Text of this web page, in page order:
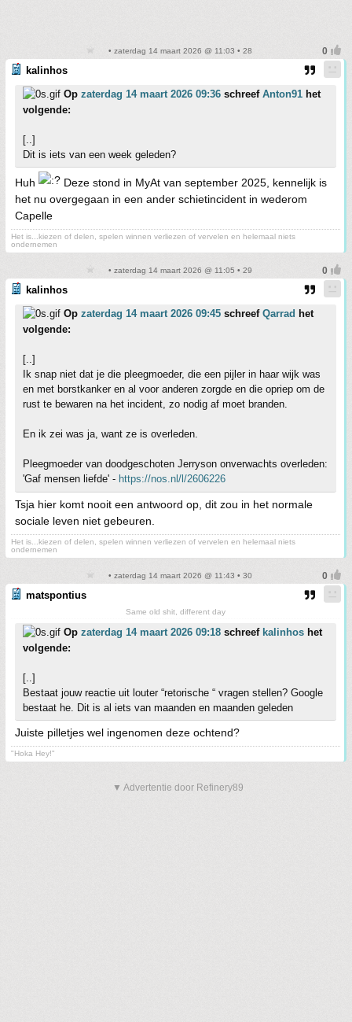
• zaterdag 14 maart 2026 @ 11:03 • 28
kalinhos
Op zaterdag 14 maart 2026 09:36 schreef Anton91 het
volgende:
[..]
Dit is iets van een week geleden?
Huh
Deze stond in MyAt van september 2025, kennelijk is
het nu overgegaan in een ander schietincident in wederom
Capelle
Het is...kiezen of delen, spelen winnen verliezen of vervelen en helemaal niets
ondernemen
• zaterdag 14 maart 2026 @ 11:05 • 29
kalinhos
Op zaterdag 14 maart 2026 09:45 schreef Qarrad het
volgende:
[..]
Ik snap niet dat je die pleegmoeder, die een pijler in haar wijk was
en met borstkanker en al voor anderen zorgde en die opriep om de
rust te bewaren na het incident, zo nodig af moet branden.
En ik zei was ja, want ze is overleden.
Pleegmoeder van doodgeschoten Jerryson onverwachts overleden:
'Gaf mensen liefde' - https://nos.nl/l/2606226
Tsja hier komt nooit een antwoord op, dit zou in het normale
sociale leven niet gebeuren.
Het is...kiezen of delen, spelen winnen verliezen of vervelen en helemaal niets
ondernemen
• zaterdag 14 maart 2026 @ 11:43 • 30
matspontius
Same old shit, different day
Op zaterdag 14 maart 2026 09:18 schreef kalinhos het
volgende:
[..]
Bestaat jouw reactie uit louter “retorische “ vragen stellen? Google
bestaat he. Dit is al iets van maanden en maanden geleden
Juiste pilletjes wel ingenomen deze ochtend?
"Hoka Hey!"
▼ Advertentie door Refinery89